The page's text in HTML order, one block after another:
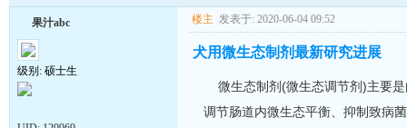
果汁abc
级别: 硕士生
楼主 发表于: 2020-06-04 09:52
犬用微生态制剂最新研究进展
微生态制剂(微生态调节剂)主要是
调节肠道内微生态平衡、抑制致病